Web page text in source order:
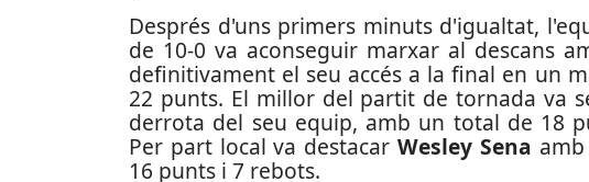
Després d'uns primers minuts d'igualtat,
de 10-0 va aconseguir marxar al descans
definitivament el seu accés a la final en un
22 punts. El millor del partit de tornada va
derrota del seu equip, amb un total de 18
Per part local va destacar Wesley Sena
16 punts i 7 rebots.